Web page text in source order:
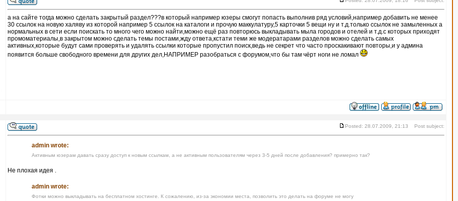
а на сайте тогда можно сделать закрытый раздел???в который например юзеры смогут попасть выполнив ряд условий,например добавить не менее
30 ссылок на новую халяву из которой например 5 ссылок на каталоги и прочую маккулатуру,5 карточки 5 вещи ну и т.д.только ссылок не замыленных а
нормальных в сети если поискать то много чего можно найти,можно ещё раз повторюсь выкладывать мыла городов и отелей и т.д.с которых приходят
промоматериалы,в закрытом можно сделать темы постами,жду ответа,кстати теми же модератарами разделов можно сделать самых
активных,которые будут сами проверять и удалять ссылки которые пропустил поиск,ведь не секрет что часто проскакивают повторы,и у админа
появится больше свободного времени для других дел,НАПРИМЕР разобраться с форумом,что бы там чёрт ноги не ломал
Posted: 28.07.2009, 21:13 Post subject:
admin wrote:
Активным юзерам давать сразу доступ к новым ссылкам, а не активным пользователям через 3-5 дней после добавления? примерно так?
Не плохая идея .
admin wrote:
Фотки можно выкладывать на бесплатном хостинге. К сожалению, из-за экономии места, позволить это делать на форуме не могу